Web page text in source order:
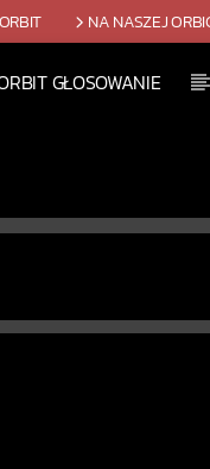
NA NASZEJ
GŁOSOWANIE